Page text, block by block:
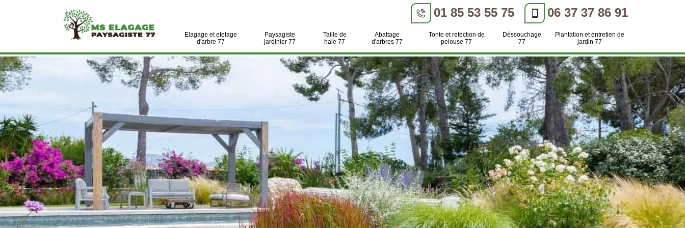
01 85 53 55 75 06 37 37 86 91
Elagage et etetage
d'arbre 77
Paysagiste
jardinier 77
Taille de
haie 77
Abattage
d'arbres 77
Tonte et refection de
pelouse 77
Déssouchage
77
Plantation et entretien de
jardin 77